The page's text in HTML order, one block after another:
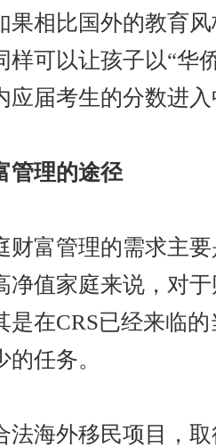
果相比国外的教育
样可以让孩子以“华
应届考生的分数进
管理的途径
财富管理的需求主
净值家庭来说，对
是在CRS已经来临
任务。
法海外移民项目，